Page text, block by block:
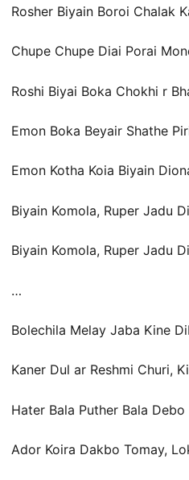
Rosher Biyain Boroi Chalak
Chupe Chupe Diai Porai
Roshi Biyai Boka Chokhi r
Emon Boka Beyair Shathe
Emon Kotha Koia Biyain
Biyain Komola, Ruper Jadu
Biyain Komola, Ruper Jadu
…
Bolechila Melay Jaba Kine
Kaner Dul ar Reshmi Churi,
Hater Bala Puther Bala Debo
Ador Koira Dakbo Tomay,